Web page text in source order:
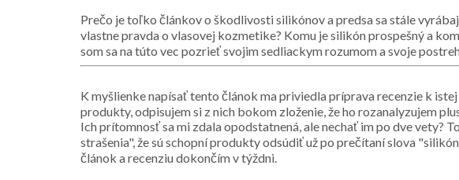
Prečo je toľko článkov o škodlivosti silikónov a predsa sa stále
vlastne pravda o vlasovej kozmetike? Komu je silikón prospešný a
som sa na túto vec pozrieť svojim sedliackym rozumom a svoje
K myšlienke napísať tento článok ma priviedla príprava recenzie k
produkty, odpisujem si z nich bokom zloženie, že ho rozanalyzujem
Ich prítomnosť sa mi zdala opodstatnená, ale nechať im po dve vety?
strašenia", že sú schopní produkty odsúdiť už po prečítaní slova
článok a recenziu dokončím v týždni.